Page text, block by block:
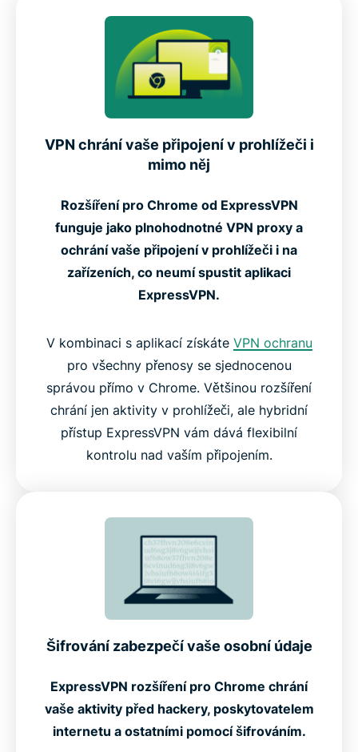
VPN chrání vaše připojení v prohlížeči i
mimo něj
Rozšíření pro Chrome od ExpressVPN
funguje jako plnohodnotné VPN proxy a
ochrání vaše připojení v prohlížeči i na
zařízeních, co neumí spustit aplikaci
ExpressVPN.
V kombinaci s aplikací získáte VPN ochranu
pro všechny přenosy se sjednocenou
správou přímo v Chrome. Většinou rozšíření
chrání jen aktivity v prohlížeči, ale hybridní
přístup ExpressVPN vám dává flexibilní
kontrolu nad vaším připojením.
Šifrování zabezpečí vaše osobní údaje
ExpressVPN rozšíření pro Chrome chrání
vaše aktivity před hackery, poskytovatelem
internetu a ostatními pomocí šifrováním.